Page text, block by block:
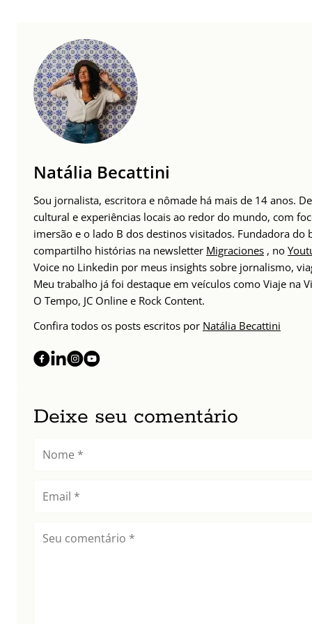
Natália Becattini
Sou jornalista, escritora e nômade há mais de 14 anos.
cultural e experiências locais ao redor do mundo, com
imersão e o lado B dos destinos visitados. Fundadora
compartilho histórias na newsletter Migraciones , no
Voice no Linkedin por meus insights sobre jornalismo,
Meu trabalho já foi destaque em veículos como Viaje na
O Tempo, JC Online e Rock Content.
Confira todos os posts escritos por Natália Becattini
Deixe seu comentário